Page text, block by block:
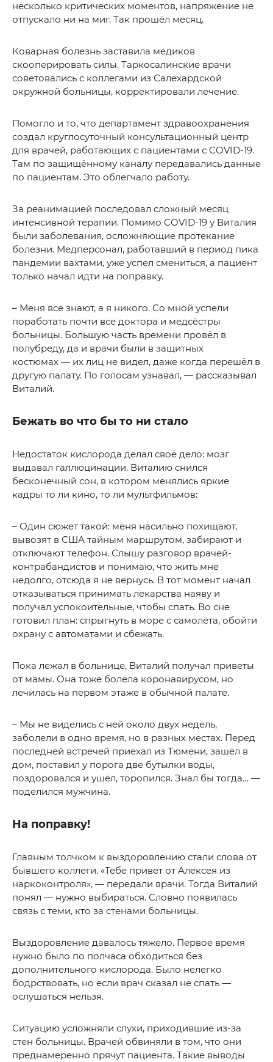
несколько критических моментов, напряжение не
отпускало ни на миг. Так прошёл месяц.
Коварная болезнь заставила медиков
скооперировать силы. Таркосалинские врачи
советовались с коллегами из Салехардской
окружной больницы, корректировали лечение.
Помогло и то, что департамент здравоохранения
создал круглосуточный консультационный центр
для врачей, работающих с пациентами с COVID-19.
Там по защищённому каналу передавались данные
по пациентам. Это облегчало работу.
За реанимацией последовал сложный месяц
интенсивной терапии. Помимо COVID-19 у Виталия
были заболевания, осложняющие протекание
болезни. Медперсонал, работавший в период пика
пандемии вахтами, уже успел смениться, а пациент
только начал идти на поправку.
– Меня все знают, а я никого. Со мной успели
поработать почти все доктора и медсёстры
больницы. Большую часть времени провёл в
полубреду, да и врачи были в защитных
костюмах — их лиц не видел, даже когда перешёл в
другую палату. По голосам узнавал, — рассказывал
Виталий.
Бежать во что бы то ни стало
Недостаток кислорода делал своё дело: мозг
выдавал галлюцинации. Виталию снился
бесконечный сон, в котором менялись яркие
кадры то ли кино, то ли мультфильмов:
– Один сюжет такой: меня насильно похищают,
вывозят в США тайным маршрутом, забирают и
отключают телефон. Слышу разговор врачей-
контрабандистов и понимаю, что жить мне
недолго, отсюда я не вернусь. В тот момент начал
отказываться принимать лекарства наяву и
получал успокоительные, чтобы спать. Во сне
готовил план: спрыгнуть в море с самолёта, обойти
охрану с автоматами и сбежать.
Пока лежал в больнице, Виталий получал приветы
от мамы. Она тоже болела коронавирусом, но
лечилась на первом этаже в обычной палате.
– Мы не виделись с ней около двух недель,
заболели в одно время, но в разных местах. Перед
последней встречей приехал из Тюмени, зашёл в
дом, поставил у порога две бутылки воды,
поздоровался и ушёл, торопился. Знал бы тогда… —
поделился мужчина.
На поправку!
Главным толчком к выздоровлению стали слова от
бывшего коллеги. «Тебе привет от Алексея из
наркоконтроля», — передали врачи. Тогда Виталий
понял — нужно выбираться. Словно появилась
связь с теми, кто за стенами больницы.
Выздоровление давалось тяжело. Первое время
нужно было по полчаса обходиться без
дополнительного кислорода. Было нелегко
бодрствовать, но если врач сказал не спать —
ослушаться нельзя.
Ситуацию усложняли слухи, приходившие из-за
стен больницы. Врачей обвиняли в том, что они
преднамеренно прячут пациента. Такие выводы